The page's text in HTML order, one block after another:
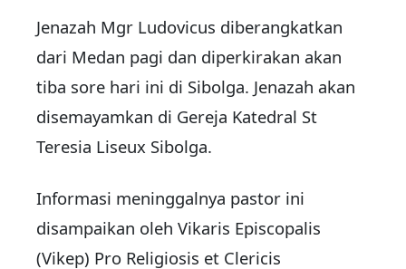
Jenazah Mgr Ludovicus diberangkatkan
dari Medan pagi dan diperkirakan akan
tiba sore hari ini di Sibolga. Jenazah akan
disemayamkan di Gereja Katedral St
Teresia Liseux Sibolga.
Informasi meninggalnya pastor ini
disampaikan oleh Vikaris Episcopalis
(Vikep) Pro Religiosis et Clericis